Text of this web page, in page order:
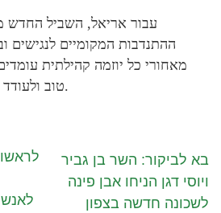
עבור אריאל, השביל החדש
ההתנדבות המקומיים לנגישים
מאחורי כל יוזמה קהילתית
טוב ולעודד אחרים להצטרף אליהם.
בא לביקור: השר בן גביר
ויוסי דגן הניחו אבן פינה
לשכונה חדשה בצפון